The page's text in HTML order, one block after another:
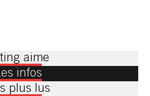
aime
infos
plus lus